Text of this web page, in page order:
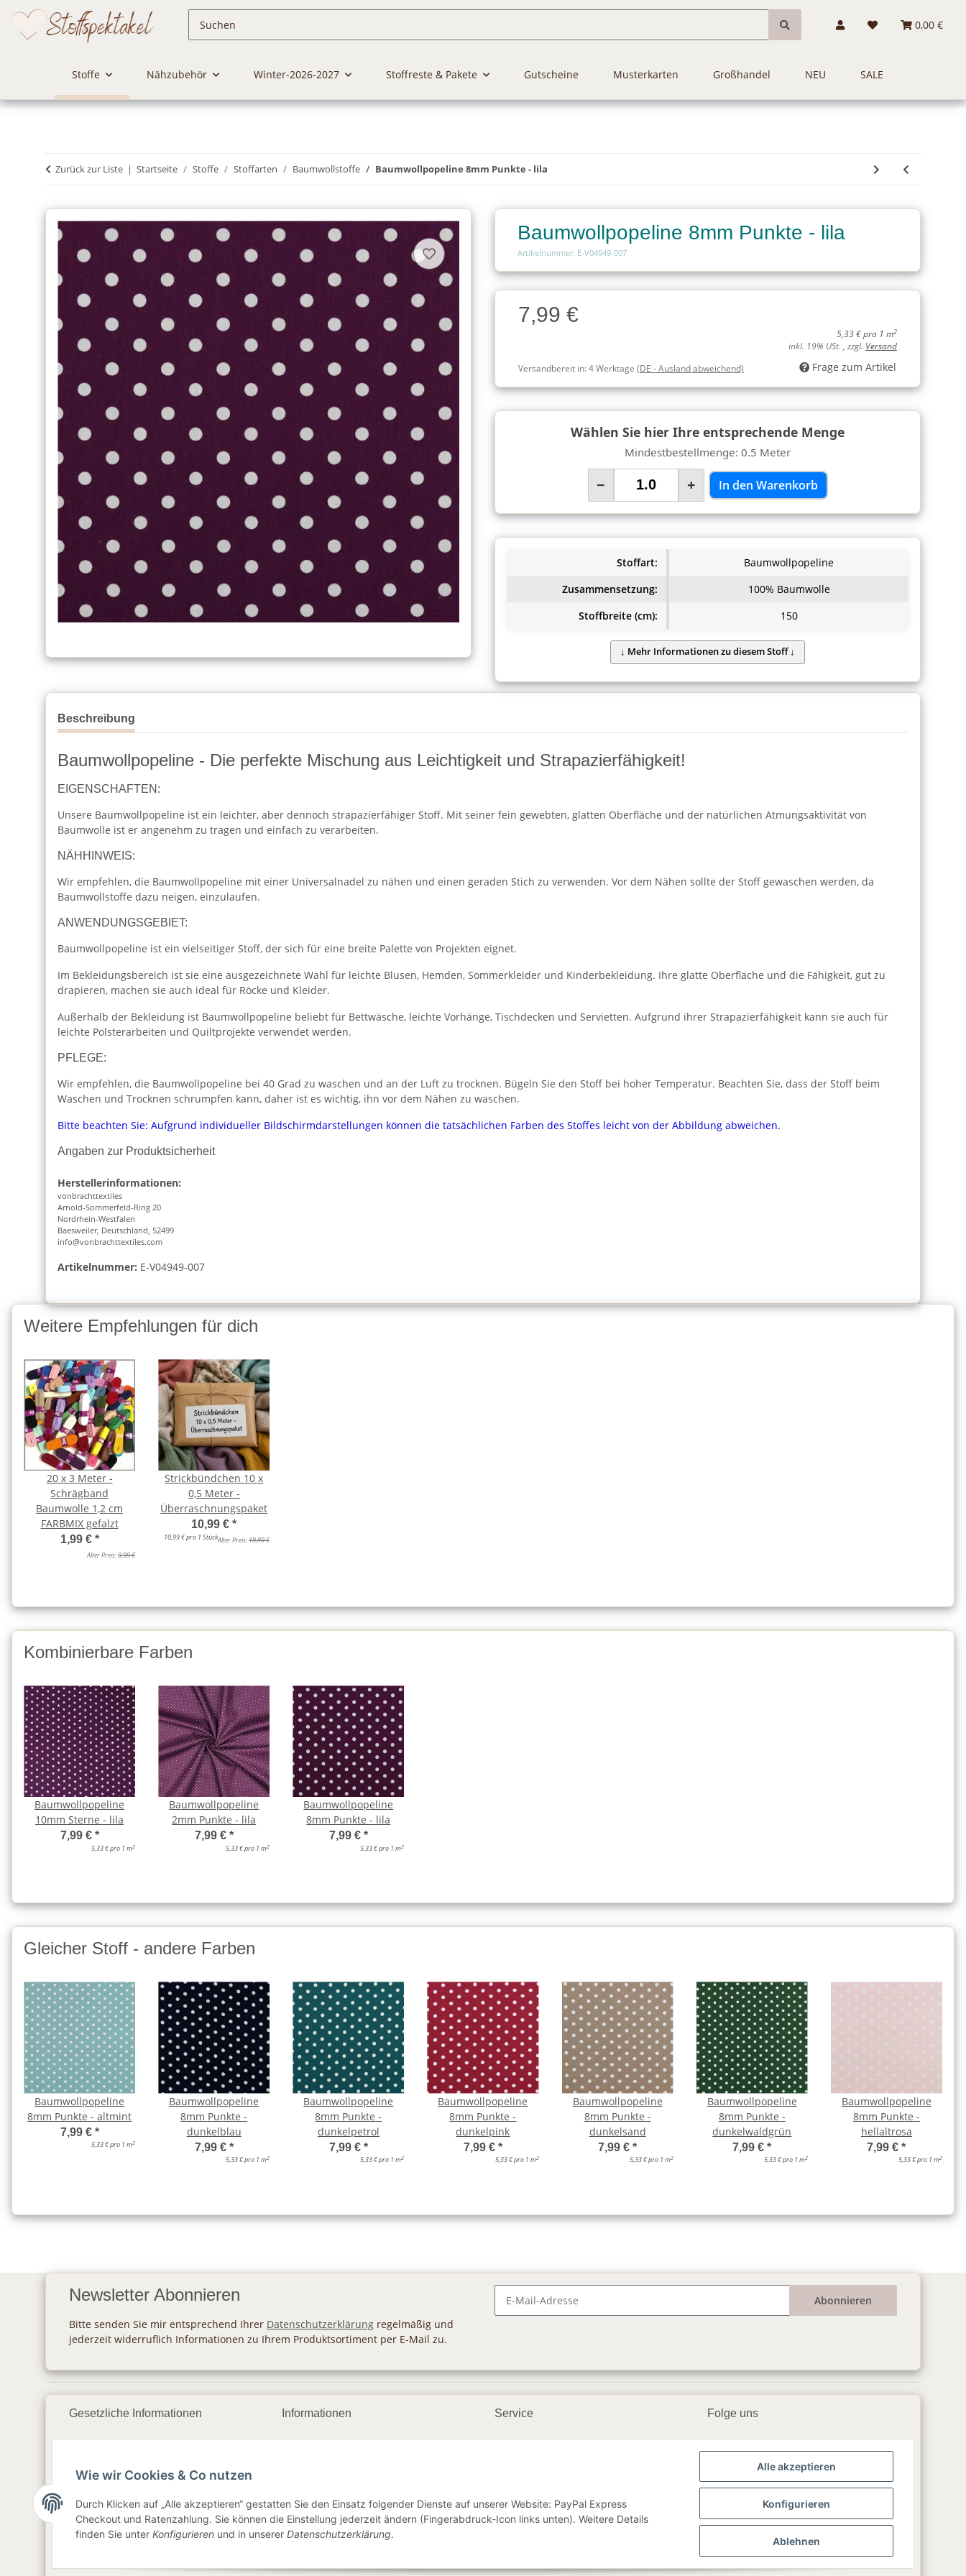
0,00 €
Stoffe Nähzubehör Winter-2026-2027 Stoffreste & Pakete Gutscheine Musterkarten Großhandel NEU SALE
Zurück zur Liste Startseite Stoffe Stoffarten Baumwollstoffe Baumwollpopeline 8mm Punkte - lila
Baumwollpopeline 8mm Punkte - lila
Artikelnummer: E-V04949-007
Charge
Charge7,99 €
5,33 € pro 1 m2
inkl. 19% USt. , zzgl. Versand
Versandbereit in:4 Werktage (DE - Ausland abweichend) Frage zum Artikel
Wählen Sie hier Ihre entsprechende Menge
Mindestbestellmenge: 0.5 Meter
− + In den Warenkorb
Stoffart:
Baumwollpopeline
Zusammensetzung:
100% Baumwolle
Stoffbreite (cm):
150
Beschreibung
Baumwollpopeline - Die perfekte Mischung aus Leichtigkeit und Strapazierfähigkeit!
EIGENSCHAFTEN:
Unsere Baumwollpopeline ist ein leichter, aber dennoch strapazierfähiger Stoff. Mit seiner fein gewebten, glatten Oberfläche und der natürlichen Atmungsaktivität von
Baumwolle ist er angenehm zu tragen und einfach zu verarbeiten.
NÄHHINWEIS:
Wir empfehlen, die Baumwollpopeline mit einer Universalnadel zu nähen und einen geraden Stich zu verwenden. Vor dem Nähen sollte der Stoff gewaschen werden, da
Baumwollstoffe dazu neigen, einzulaufen.
ANWENDUNGSGEBIET:
Baumwollpopeline ist ein vielseitiger Stoff, der sich für eine breite Palette von Projekten eignet.
Im Bekleidungsbereich ist sie eine ausgezeichnete Wahl für leichte Blusen, Hemden, Sommerkleider und Kinderbekleidung. Ihre glatte Oberfläche und die Fähigkeit, gut zu
drapieren, machen sie auch ideal für Röcke und Kleider.
Außerhalb der Bekleidung ist Baumwollpopeline beliebt für Bettwäsche, leichte Vorhänge, Tischdecken und Servietten. Aufgrund ihrer Strapazierfähigkeit kann sie auch für
leichte Polsterarbeiten und Quiltprojekte verwendet werden.
PFLEGE:
Wir empfehlen, die Baumwollpopeline bei 40 Grad zu waschen und an der Luft zu trocknen. Bügeln Sie den Stoff bei hoher Temperatur. Beachten Sie, dass der Stoff beim
Waschen und Trocknen schrumpfen kann, daher ist es wichtig, ihn vor dem Nähen zu waschen.
Bitte beachten Sie: Aufgrund individueller Bildschirmdarstellungen können die tatsächlichen Farben des Stoffes leicht von der Abbildung abweichen.
Angaben zur Produktsicherheit
Herstellerinformationen:
vonbrachttextiles
Arnold-Sommerfeld-Ring 20
Nordrhein-Westfalen
Baesweiler, Deutschland, 52499
info@vonbrachttextiles.com
Artikelnummer: E-V04949-007
Weitere Empfehlungen für dich
20 x 3 Meter -
Schrägband
Baumwolle 1,2 cm
FARBMIX gefalzt
1,99 € *
Alter Preis:9,99 €
Strickbündchen 10 x
0,5 Meter -
Überraschnungspaket
10,99 €*
10,99 € pro 1 StückAlter Preis:19,99 €
Kombinierbare Farben
Baumwollpopeline
10mm Sterne - lila
7,99 € *
5,33 € pro 1 m2
Baumwollpopeline
2mm Punkte - lila
7,99 € *
5,33 € pro 1 m2
Baumwollpopeline
8mm Punkte - lila
7,99 € *
5,33 € pro 1 m2
Gleicher Stoff - andere Farben
Baumwollpopeline
8mm Punkte - altmint
7,99 € *
5,33 € pro 1 m2
Baumwollpopeline
8mm Punkte -
dunkelblau
7,99 € *
5,33 € pro 1 m2
Baumwollpopeline
8mm Punkte -
dunkelpetrol
7,99 € *
5,33 € pro 1 m2
Baumwollpopeline
8mm Punkte -
dunkelpink
7,99 € *
5,33 € pro 1 m2
Baumwollpopeline
8mm Punkte -
dunkelsand
7,99 €*
5,33 € pro 1 m2
Baumwollpopeline
8mm Punkte -
dunkelwaldgrün
7,99 €*
5,33 € pro 1 m2
Baumwollpopeline
8mm Punkte -
hellaltrosa
7,99 €*
5,33 € pro 1 m2
Newsletter Abonnieren
Bitte senden Sie mir entsprechend Ihrer Datenschutzerklärung regelmäßig und
jederzeit widerruflich Informationen zu Ihrem Produktsortiment per E-Mail zu.
Abonnieren
Gesetzliche Informationen
AGB
Sitemap
Impressum
Informationen
Newsletter
Service Folge uns
▶️ YouTube
📸 Instagram
💬 WhatsApp
Wie wir Cookies & Co nutzen
Durch Klicken auf „Alle akzeptieren“ gestatten Sie den Einsatz folgender Dienste auf unserer Website: PayPal Express
Checkout und Ratenzahlung. Sie können die Einstellung jederzeit ändern (Fingerabdruck-Icon links unten). Weitere Details
finden Sie unter Konfigurieren und in unserer Datenschutzerklärung.
Alle akzeptieren
Konfigurieren
Ablehnen